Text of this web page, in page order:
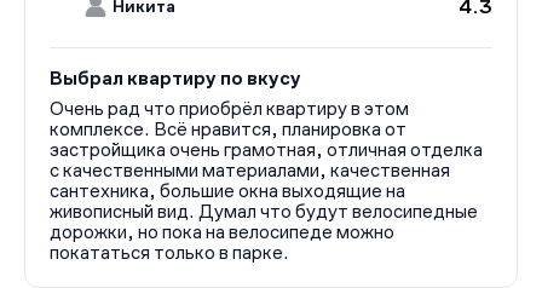
Никита 4.3
Выбрал квартиру по вкусу
Очень рад что приобрёл квартиру в этом
комплексе. Всё нравится, планировка от
застройщика очень грамотная, отличная отделка
с качественными материалами, качественная
сантехника, большие окна выходящие на
живописный вид. Думал что будут велосипедные
дорожки, но пока на велосипеде можно
покататься только в парке.